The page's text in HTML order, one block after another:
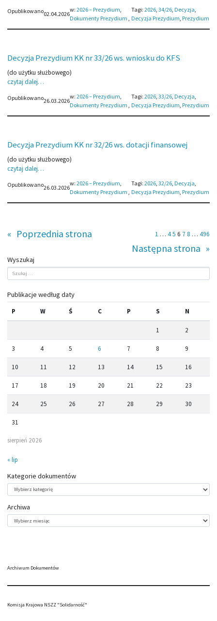
Opublikowano02.04.2026
w: 2026 – Prezydium
Dokumenty Prezydium ,
Tagi:2026, 34/26, Decyzja
Decyzja Prezydium, Prezydium
Decyzja Prezydium KK nr 33/26 ws. wniosku do KFS
(do użytku służbowego)
czytaj dalej…
Opublikowano26.03.2026
w: 2026 – Prezydium
Dokumenty Prezydium ,
Tagi:2026, 33/26, Decyzja
Decyzja Prezydium, Prezydium
Decyzja Prezydium KK nr 32/26 ws. dotacji finansowej
(do użytku służbowego)
czytaj dalej…
Opublikowano26.03.2026
w: 2026 – Prezydium
Dokumenty Prezydium ,
Tagi:2026, 32/26, Decyzja
Decyzja Prezydium, Prezydium
« Poprzednia strona 1 … 45 6 7 8 … 496
Następna strona »
Wyszukaj
Publikacje według daty
sierpień 2026
P W Ś C P S N
1 2
3 4 5 6 7 8 9
10 11 12 13 14 15 16
17 18 19 20 21 22 23
24 25 26 27 28 29 30
31
« lip
Kategorie dokumentów
Kategorie
dokumentów
Archiwa
Archiwum Dokumentów
Komisja Krajowa NSZZ "Solidarność"